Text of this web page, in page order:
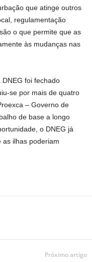
que atinge outros
regulamentação
o que permite que as
às mudanças nas
DNEG foi fechado
se por mais de quatro
– Governo de
de base a longo
o DNEG já
ilhas poderiam
Próximo artigo